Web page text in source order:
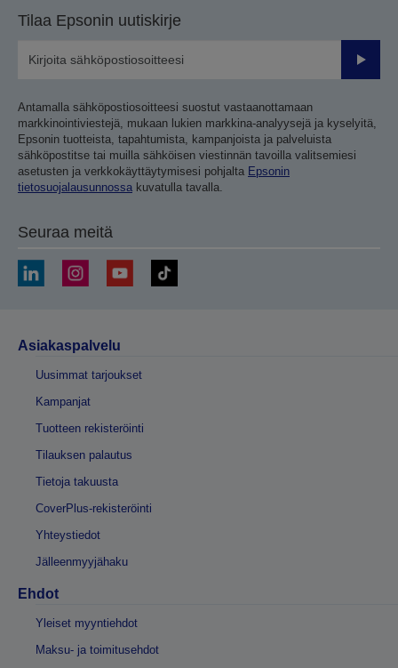
Tilaa Epsonin uutiskirje
Lähetä
Antamalla sähköpostiosoitteesi suostut vastaanottamaan
markkinointiviestejä, mukaan lukien markkina-analyysejä ja kyselyitä,
Epsonin tuotteista, tapahtumista, kampanjoista ja palveluista
sähköpostitse tai muilla sähköisen viestinnän tavoilla valitsemiesi
asetusten ja verkkokäyttäytymisesi pohjalta Epsonin
tietosuojalausunnossa kuvatulla tavalla.
Seuraa meitä
Asiakaspalvelu
Uusimmat tarjoukset
Kampanjat
Tuotteen rekisteröinti
Tilauksen palautus
Tietoja takuusta
CoverPlus-rekisteröinti
Yhteystiedot
Jälleenmyyjähaku
Ehdot
Yleiset myyntiehdot
Maksu- ja toimitusehdot